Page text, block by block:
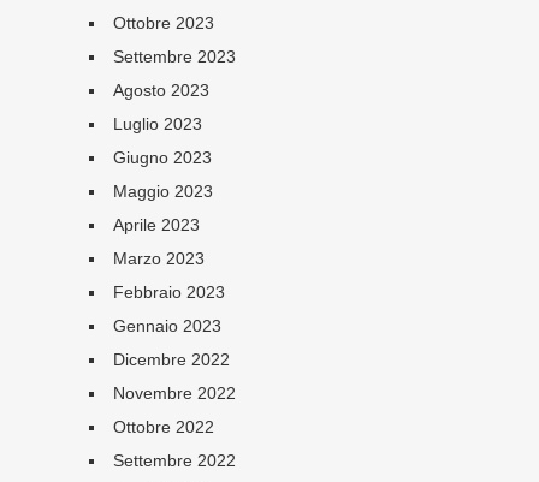
Ottobre 2023
Settembre 2023
Agosto 2023
Luglio 2023
Giugno 2023
Maggio 2023
Aprile 2023
Marzo 2023
Febbraio 2023
Gennaio 2023
Dicembre 2022
Novembre 2022
Ottobre 2022
Settembre 2022